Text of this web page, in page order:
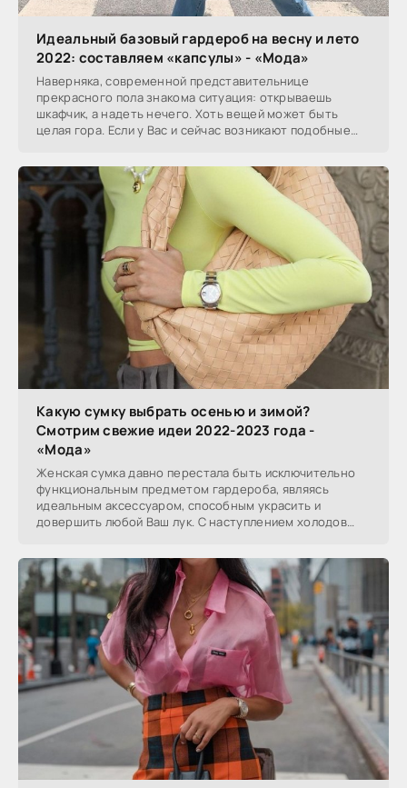
Идеальный базовый гардероб на весну и лето
2022: составляем «капсулы» - «Мода»
Наверняка, современной представительнице
прекрасного пола знакома ситуация: открываешь
шкафчик, а надеть нечего. Хоть вещей может быть
целая гора. Если у Вас и сейчас возникают подобные
Какую сумку выбрать осенью и зимой?
Смотрим свежие идеи 2022-2023 года -
«Мода»
Женская сумка давно перестала быть исключительно
функциональным предметом гардероба, являясь
идеальным аксессуаром, способным украсить и
довершить любой Ваш лук. С наступлением холодов